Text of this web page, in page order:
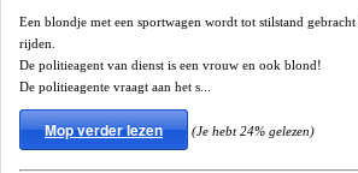
Een blondje met een sportwagen wordt tot stilstand
rijden.
De politieagent van dienst is een vrouw en ook blond!
De politieagente vraagt aan het s...
Mop verder lezen (Je hebt 24% gelezen)